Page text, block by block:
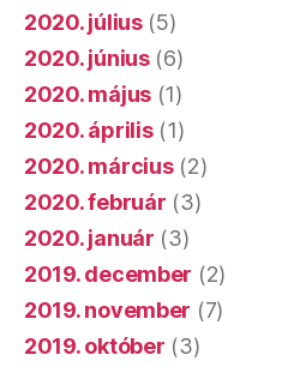
2020. július(5)
2020. június(6)
2020. május (1)
2020. április(1)
2020. március(2)
2020. február (3)
2020. január (3)
2019. december (2)
2019. november (7)
2019. október (3)